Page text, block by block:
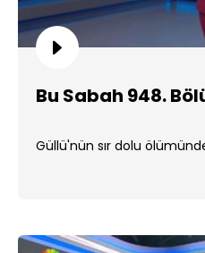
Bu Sabah 948.
Güllü'nün sır dolu